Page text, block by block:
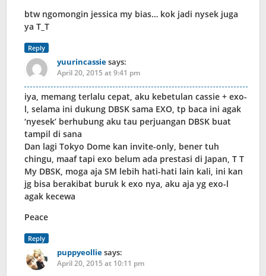
btw ngomongin jessica my bias… kok jadi nysek juga
ya T_T
Reply
yuurincassiesays:
April 20, 2015 at 9:41 pm
iya, memang terlalu cepat, aku kebetulan cassie + exo-
l, selama ini dukung DBSK sama EXO, tp baca ini agak
‘nyesek’ berhubung aku tau perjuangan DBSK buat
tampil di sana
Dan lagi Tokyo Dome kan invite-only, bener tuh
chingu, maaf tapi exo belum ada prestasi di Japan, T T
My DBSK, moga aja SM lebih hati-hati lain kali, ini kan
jg bisa berakibat buruk k exo nya, aku aja yg exo-l
agak kecewa
Peace
Reply
puppyeolliesays:
April 20, 2015 at 10:11 pm